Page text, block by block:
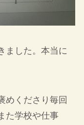
ました。本当に
めくださり毎回
た学校や仕事